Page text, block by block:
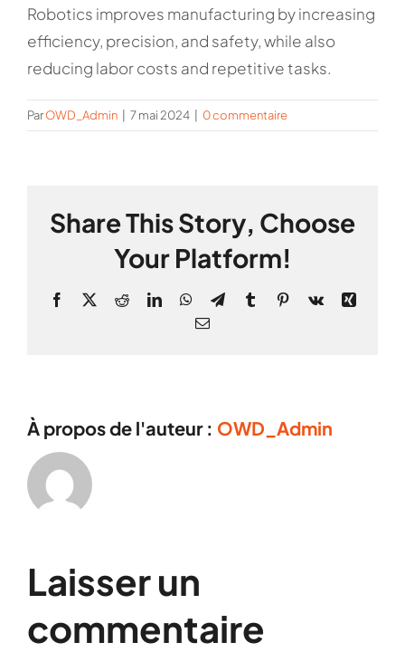
Robotics improves manufacturing by increasing
efficiency, precision, and safety, while also
reducing labor costs and repetitive tasks.
ParOWD_Admin 7 mai 2024 0 commentaire
Share This Story, Choose
Your Platform!
Facebook
X RedditLinkedInWhatsApp
TelegramTumblrPinterest
Vk
Xing
Email
À propos de l'auteur : OWD_Admin
Laisser un
commentaire